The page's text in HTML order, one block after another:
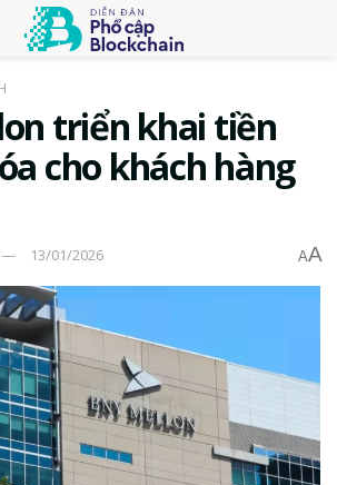
triển khai tiền
cho khách hàng
13/01/2026 AA